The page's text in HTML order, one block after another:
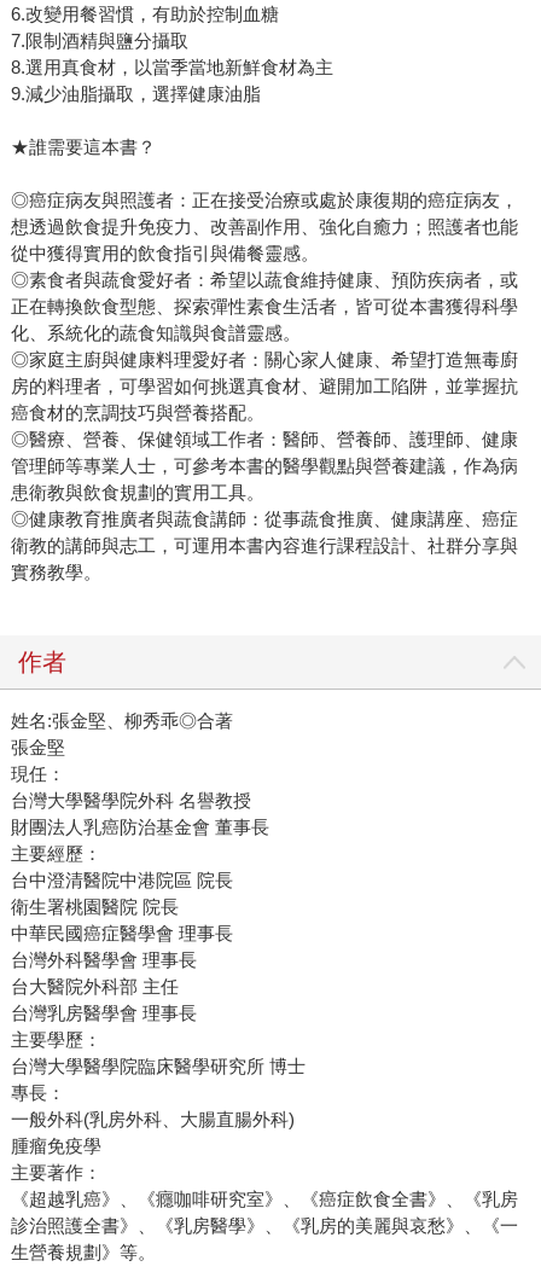
6.改變用餐習慣，有助於控制血糖
7.限制酒精與鹽分攝取
8.選用真食材，以當季當地新鮮食材為主
9.減少油脂攝取，選擇健康油脂
★誰需要這本書？
◎癌症病友與照護者：正在接受治療或處於康復期的癌症病友，
想透過飲食提升免疫力、改善副作用、強化自癒力；照護者也能
從中獲得實用的飲食指引與備餐靈感。
◎素食者與蔬食愛好者：希望以蔬食維持健康、預防疾病者，或
正在轉換飲食型態、探索彈性素食生活者，皆可從本書獲得科學
化、系統化的蔬食知識與食譜靈感。
◎家庭主廚與健康料理愛好者：關心家人健康、希望打造無毒廚
房的料理者，可學習如何挑選真食材、避開加工陷阱，並掌握抗
癌食材的烹調技巧與營養搭配。
◎醫療、營養、保健領域工作者：醫師、營養師、護理師、健康
管理師等專業人士，可參考本書的醫學觀點與營養建議，作為病
患衛教與飲食規劃的實用工具。
◎健康教育推廣者與蔬食講師：從事蔬食推廣、健康講座、癌症
衛教的講師與志工，可運用本書內容進行課程設計、社群分享與
實務教學。
作者
姓名:張金堅、柳秀乖◎合著
張金堅
現任：
台灣大學醫學院外科 名譽教授
財團法人乳癌防治基金會 董事長
主要經歷：
台中澄清醫院中港院區 院長
衛生署桃園醫院 院長
中華民國癌症醫學會 理事長
台灣外科醫學會 理事長
台大醫院外科部 主任
台灣乳房醫學會 理事長
主要學歷：
台灣大學醫學院臨床醫學研究所 博士
專長：
一般外科(乳房外科、大腸直腸外科)
腫瘤免疫學
主要著作：
《超越乳癌》、《癮咖啡研究室》、《癌症飲食全書》、《乳房
診治照護全書》、《乳房醫學》、《乳房的美麗與哀愁》、《一
生營養規劃》等。